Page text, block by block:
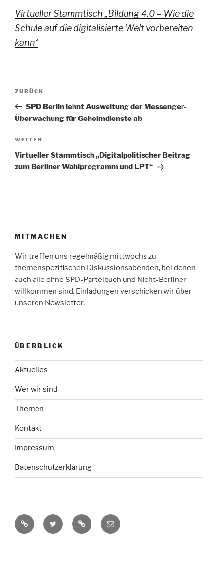
Virtueller Stammtisch „Bildung 4.0 – Wie die
Schule auf die digitalisierte Welt vorbereiten
kann“
Beitragsnavigation
Vorheriger
Beitrag
ZURÜCK
SPD Berlin lehnt Ausweitung der Messenger-
Überwachung für Geheimdienste ab
Nächster
Beitrag
WEITER
Virtueller Stammtisch „Digitalpolitischer Beitrag
zum Berliner Wahlprogramm und LPT“
MITMACHEN
Wir treffen uns regelmäßig mittwochs zu
themenspezifischen Diskussionsabenden, bei denen
auch alle ohne SPD-Parteibuch und Nicht-Berliner
willkommen sind. Einladungen verschicken wir über
unseren Newsletter.
ÜBERBLICK
Aktuelles
Wer wir sind
Themen
Kontakt
Impressum
Datenschutzerklärung
RSS-
Feed
Twitter Mastodon
E-
Mail